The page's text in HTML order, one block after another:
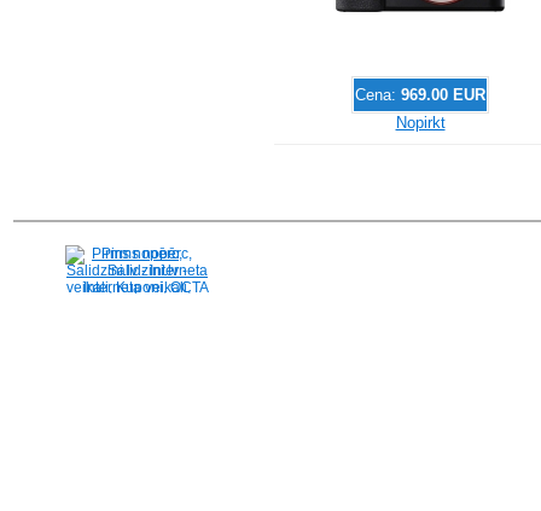
Cena: 969.00 EUR
Nopirkt
Pirms nopērc,
Salidzini.lv - Interneta
veikali, Kuponi, OCTA